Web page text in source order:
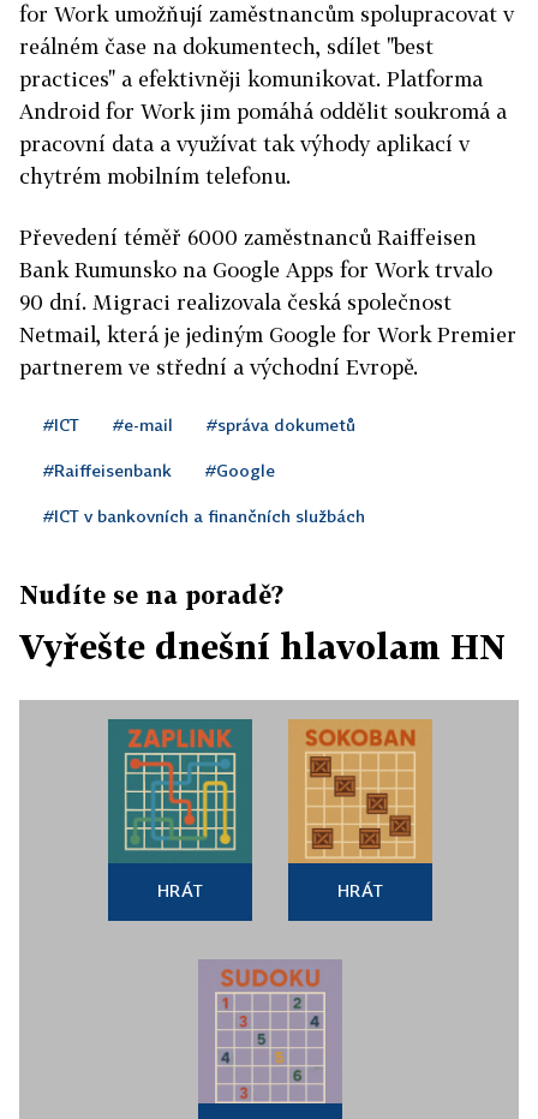
for Work umožňují zaměstnancům spolupracovat v
reálném čase na dokumentech, sdílet "best
practices" a efektivněji komunikovat. Platforma
Android for Work jim pomáhá oddělit soukromá a
pracovní data a využívat tak výhody aplikací v
chytrém mobilním telefonu.
Převedení téměř 6000 zaměstnanců Raiffeisen
Bank Rumunsko na Google Apps for Work trvalo
90 dní. Migraci realizovala česká společnost
Netmail, která je jediným Google for Work Premier
partnerem ve střední a východní Evropě.
#ICT #e-mail #správa dokumetů
#Raiffeisenbank #Google
#ICT v bankovních a finančních službách
Nudíte se na poradě?
Vyřešte dnešní hlavolam HN
HRÁT HRÁT